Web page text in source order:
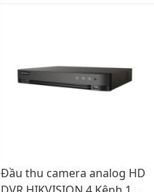
Đầu thu camera analog HD